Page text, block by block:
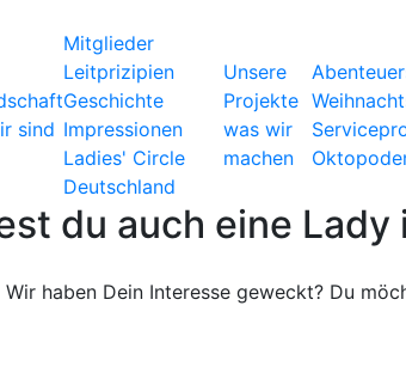
sind
Mitglieder
Leitprizipien
Geschichte
Impressionen
Ladies' Circle
Deutschland
Unsere
Projekte
was wir
machen
du auch eine
Wir haben Dein Interesse geweckt? Du